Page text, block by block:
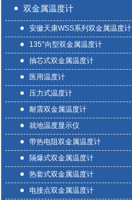
双金属温度计
安徽天康WSS系列双金属温度计
135°向型双金属温度计
抽芯式双金属温度计
医用温度计
压力式温度计
耐震双金属温度计
就地温度显示仪
带热电阻双金属温度计
隔爆式双金属温度计
热套式双金属温度计
电接点双金属温度计